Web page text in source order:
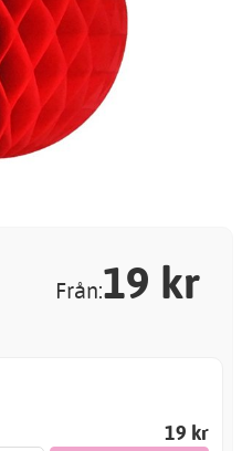
Från:19 kr
19 kr